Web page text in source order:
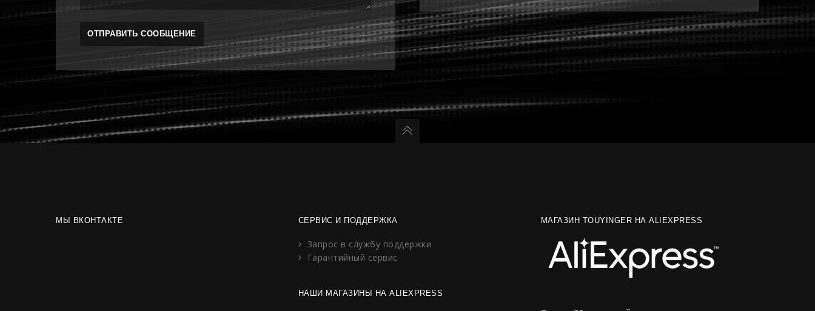
МЫ ВКОНТАКТЕ СЕРВИС И ПОДДЕРЖКА
Запрос в службу поддержки
Гарантийный сервис
НАШИ МАГАЗИНЫ НА ALIEXPRESS
МАГАЗИН TOUYINGER НА ALIEXPRESS